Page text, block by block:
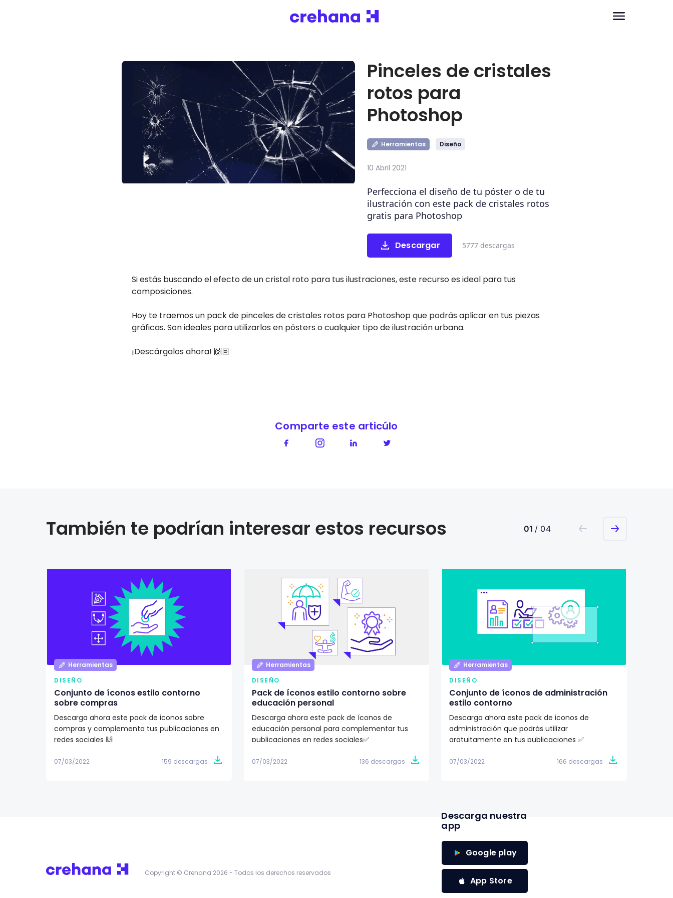
Pinceles de cristales
rotos para
Photoshop
Herramientas Diseño
10 Abril 2021
Perfecciona el diseño de tu póster o de tu
ilustración con este pack de cristales rotos
gratis para Photoshop
Descargar 5777 descargas
Si estás buscando el efecto de un cristal roto para tus ilustraciones, este recurso es ideal para tus
composiciones.
Hoy te traemos un pack de pinceles de cristales rotos para Photoshop que podrás aplicar en tus piezas
gráficas. Son ideales para utilizarlos en pósters o cualquier tipo de ilustración urbana.
¡Descárgalos ahora! 🙌🏻
Comparte este articúlo
También te podrían interesar estos recursos 01 / 04
Herramientas
DISEÑO
Conjunto de íconos estilo contorno
sobre compras
Descarga ahora este pack de iconos sobre
compras y complementa tus publicaciones en
redes sociales 🙌
07/03/2022 159 descargas
Herramientas
DISEÑO
Pack de íconos estilo contorno sobre
educación personal
Descarga ahora este pack de íconos de
educación personal para complementar tus
publicaciones en redes sociales✅
07/03/2022 136 descargas
Herramientas
DISEÑO
Conjunto de íconos de administración
estilo contorno
Descarga ahora este pack de iconos de
administración que podrás utilizar
gratuitamente en tus publicaciones ✅
07/03/2022 166 descargas
Copyright © Crehana 2026 - Todos los derechos reservados
Descarga nuestra
app
Google play
App Store